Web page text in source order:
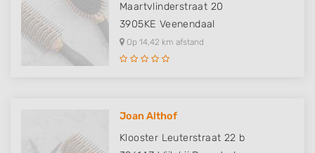
Maartvlinderstraat 20
3905KE Veenendaal
Op 14,42 km afstand
Joan Althof
Klooster Leuterstraat 22 b